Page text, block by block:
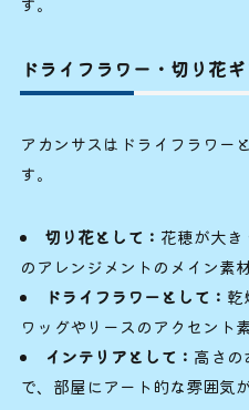
ドライフラワー・切り花
アカンサスはドライフラワー
す。
切り花として： 花穂が大
のアレンジメントのメイン素
ドライフラワーとして： 乾
ワッグやリースのアクセント
インテリアとして： 高さの
で、部屋にアート的な雰囲気